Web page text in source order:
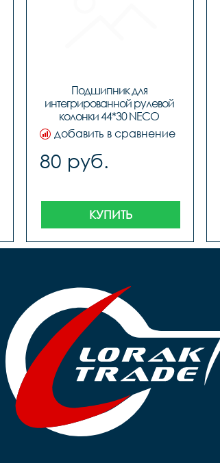
Подшипник для
интегрированной рулевой
колонки 44*30 NECO
BBFHST11, код 91510
добавить в сравнение
80 руб.
КУПИТЬ